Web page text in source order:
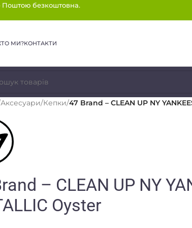
Поштою безкоштовна.
МИ?КОНТАКТИ
Аксесуари/Кепки/47 Brand – CLEAN UP NY
– CLEAN UP NY
Oyster